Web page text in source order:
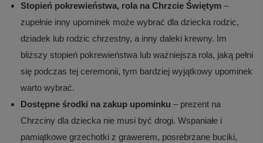
Stopień pokrewieństwa, rola na Chrzcie Świętym –
zupełnie inny upominek może wybrać dla dziecka rodzic,
dziadek lub rodzic chrzestny, a inny daleki krewny. Im
bliższy stopień pokrewieństwa lub ważniejsza rola, jaką pełni
się podczas tej ceremonii, tym bardziej wyjątkowy upominek
warto wybrać.
Dostępne środki na zakup upominku – prezent na
Chrzciny dla dziecka nie musi być drogi. Wspaniałe i
pamiątkowe grzechotki z grawerem, posrebrzane buciki,